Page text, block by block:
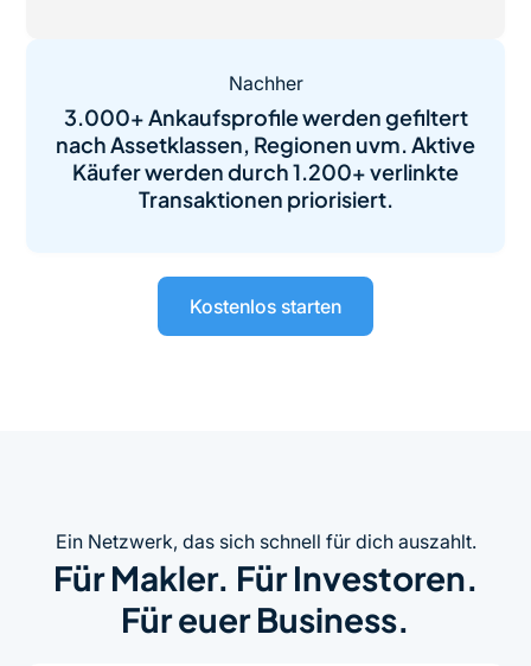
Nachher
3.000+ Ankaufsprofile werden gefiltert
nach Assetklassen, Regionen uvm. Aktive
Käufer werden durch 1.200+ verlinkte
Transaktionen priorisiert.
Kostenlos starten
Ein Netzwerk, das sich schnell für dich auszahlt.
Für Makler. Für Investoren.
Für euer Business.